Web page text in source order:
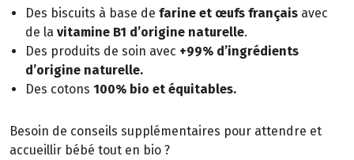
Des biscuits à base de farine et œufs français avec
de la vitamine B1 d’origine naturelle.
Des produits de soin avec +99% d’ingrédients
d’origine naturelle.
Des cotons 100% bio et équitables.
Besoin de conseils supplémentaires pour attendre et
accueillir bébé tout en bio ?